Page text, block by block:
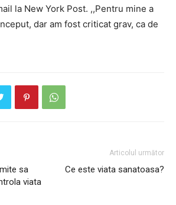
la New York Post. ,,Pentru mine a
dar am fost criticat grav, ca de
sa
viata
Articolul următor
Ce este viata sanatoasa?